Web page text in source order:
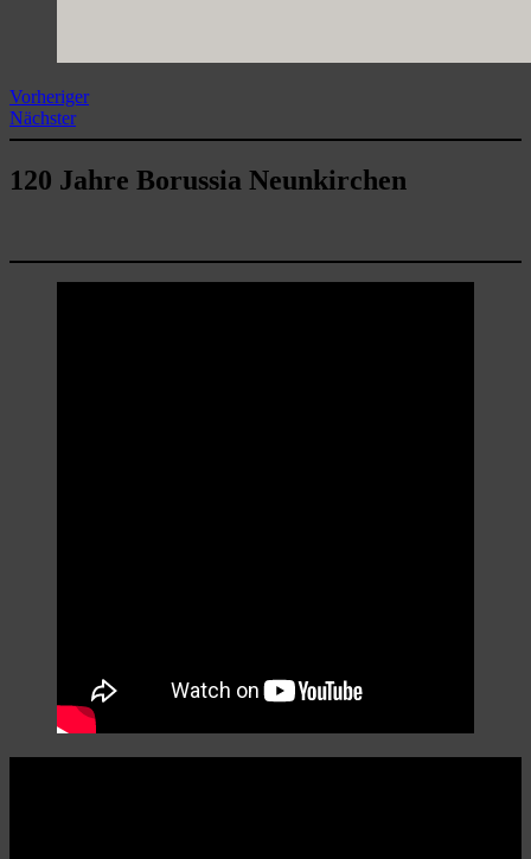
Vorheriger
Nächster
120 Jahre Borussia Neunkirchen